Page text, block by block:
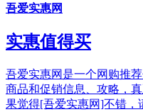
吾爱实惠网
实惠值得买
吾爱实惠网是一个网购推
商品和促销信息、攻略，
果觉得[吾爱实惠网]不错，